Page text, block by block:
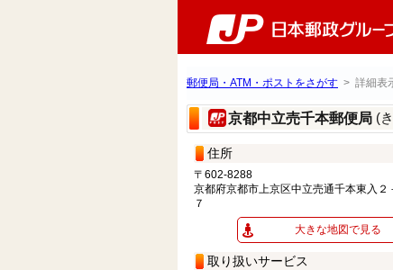
郵便局・ATM・ポストをさがす > 詳細表
京都中立売千本郵便局 (
住所
〒602-8288
京都府京都市上京区中立売通千本東入２
７
大きな地図で見る
取り扱いサービス